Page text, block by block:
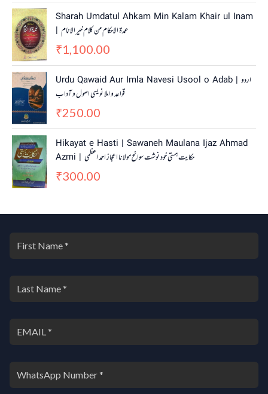
Sharah Umdatul Ahkam Min Kalam Khair ul Inam
| عمدۃ الاحکام من کلام خیر الانام
₹1,100.00
Urdu Qawaid Aur Imla Navesi Usool o Adab | اردو
قواعد و املا نویسی اصول و آداب
₹250.00
Hikayat e Hasti | Sawaneh Maulana Ijaz Ahmad
Azmi | حکایت ہستی خود نوشت سوانح مولانا اعجاز احمد اعظمی
₹300.00